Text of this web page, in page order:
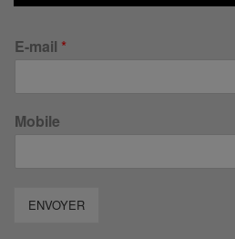
E-mail *
Mobile
ENVOYER